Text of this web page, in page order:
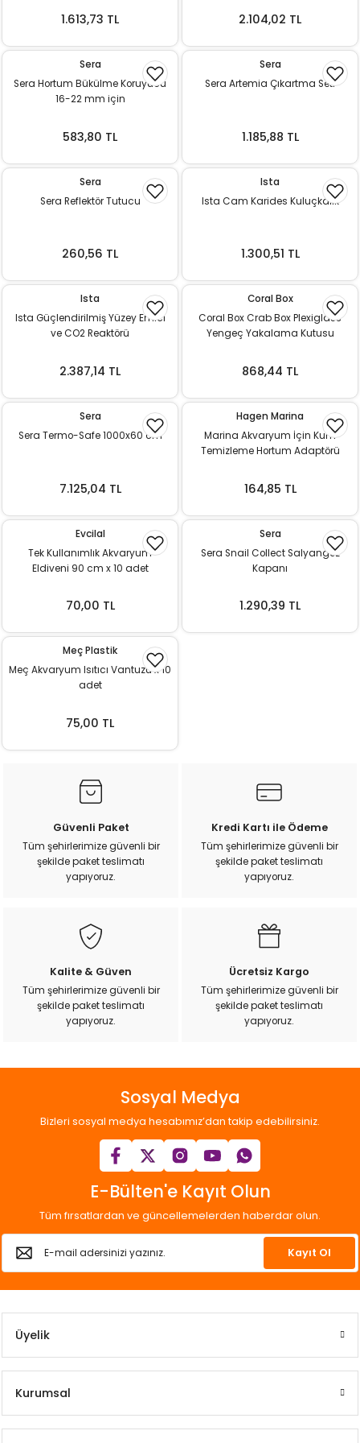
1.613,73 TL 2.104,02 TL
Sera
Sera Hortum Bükülme Koruyucu
16-22 mm için
583,80 TL
Sera
Sera Artemia Çıkartma Seti
1.185,88 TL
Sera
Sera Reflektör Tutucu
260,56 TL
Ista
Ista Cam Karides Kuluçkalık
1.300,51 TL
Ista
Ista Güçlendirilmiş Yüzey Emici
ve CO2 Reaktörü
2.387,14 TL
Coral Box
Coral Box Crab Box Plexiglass
Yengeç Yakalama Kutusu
868,44 TL
Sera
Sera Termo-Safe 1000x60 cm
7.125,04 TL
Hagen Marina
Marina Akvaryum İçin Kum
Temizleme Hortum Adaptörü
164,85 TL
Evcilal
Tek Kullanımlık Akvaryum
Eldiveni 90 cm x 10 adet
70,00 TL
Sera
Sera Snail Collect Salyangoz
Kapanı
1.290,39 TL
Meç Plastik
Meç Akvaryum Isıtıcı Vantuzu x 10
adet
75,00 TL
Güvenli Paket
Tüm şehirlerimize güvenli bir
şekilde paket teslimatı
yapıyoruz.
Kredi Kartı ile Ödeme
Tüm şehirlerimize güvenli bir
şekilde paket teslimatı
yapıyoruz.
Kalite & Güven
Tüm şehirlerimize güvenli bir
şekilde paket teslimatı
yapıyoruz.
Ücretsiz Kargo
Tüm şehirlerimize güvenli bir
şekilde paket teslimatı
yapıyoruz.
Sosyal Medya
Bizleri sosyal medya hesabımız’dan takip edebilirsiniz.
E-Bülten'e Kayıt Olun
Tüm fırsatlardan ve güncellemelerden haberdar olun.
Kayıt Ol
Üyelik
Kurumsal